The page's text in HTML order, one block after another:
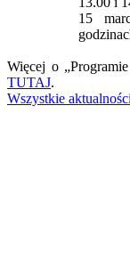
15
Więcej o
TUTAJ.
Wszystkie aktualności